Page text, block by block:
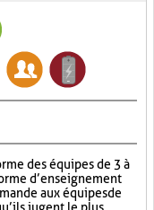
des équipes de 3 à
d’enseignement
aux équipes de